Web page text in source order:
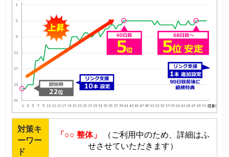
対策キ
ーワー
ド
「○○ 整体」
（ご利用中のため、詳細はふ
せさせていただきます）